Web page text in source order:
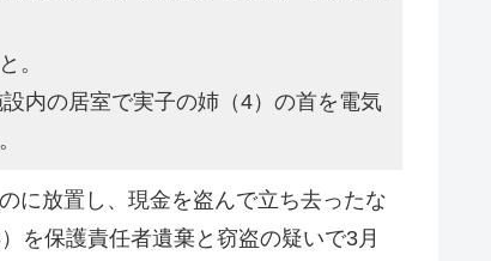
。
内の居室で実子の姉（4）の首を電気
に放置し、現金を盗んで立ち去ったな
を保護責任者遺棄と窃盗の疑いで3月